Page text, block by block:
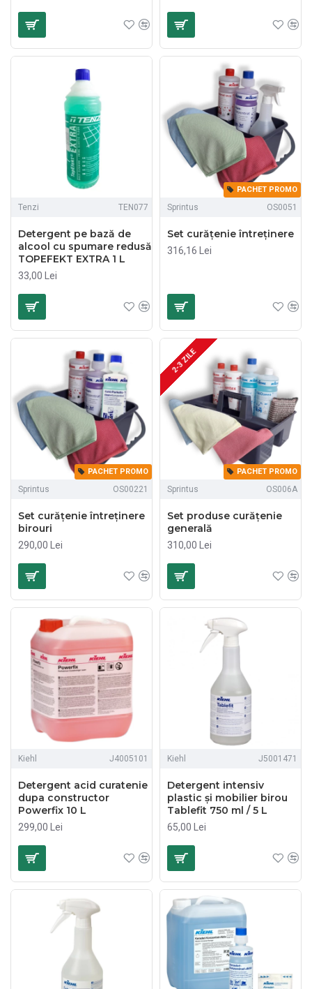
Tenzi TEN077
Detergent pe bază de
alcool cu spumare redusă
TOPEFEKT EXTRA 1 L
33,00 Lei
PACHET PROMO
Sprintus OS0051
Set curățenie întreținere
316,16 Lei
PACHET PROMO
Sprintus OS00221
Set curățenie întreținere
birouri
290,00 Lei
PACHET PROMO
2-3 ZILE
Sprintus OS006A
Set produse curățenie
generală
310,00 Lei
Kiehl J4005101
Detergent acid curatenie
dupa constructor
Powerfix 10 L
299,00 Lei
Kiehl J5001471
Detergent intensiv
plastic şi mobilier birou
Tablefit 750 ml / 5 L
65,00 Lei